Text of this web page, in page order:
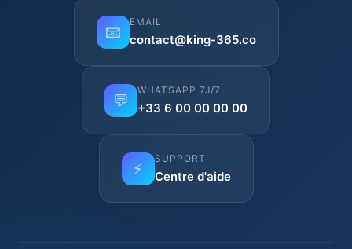
📧
EMAIL
contact@king-365.co
💬
WHATSAPP 7J/7
+33 6 00 00 00 00
⚡
SUPPORT
Centre d'aide